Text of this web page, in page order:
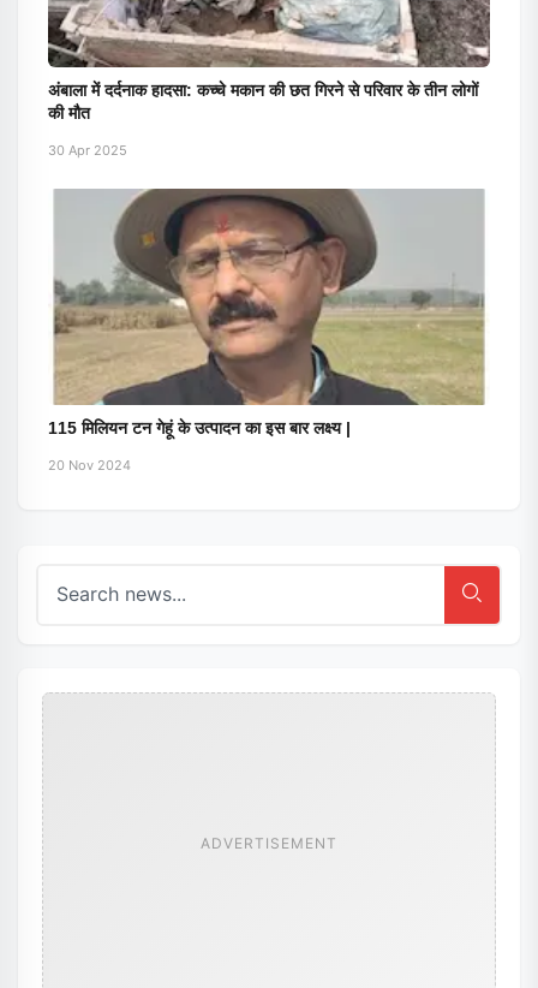
अंबाला में दर्दनाक हादसा: कच्चे मकान की छत गिरने से परिवार के तीन लोगों
की मौत
30 Apr 2025
115 मिलियन टन गेहूं के उत्पादन का इस बार लक्ष्य |
20 Nov 2024
ADVERTISEMENT